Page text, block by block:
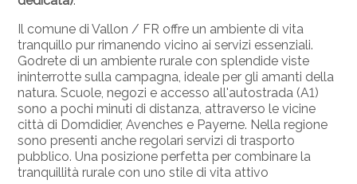
Il comune di Vallon / FR offre un ambiente di vita
tranquillo pur rimanendo vicino ai servizi essenziali.
Godrete di un ambiente rurale con splendide viste
ininterrotte sulla campagna, ideale per gli amanti della
natura. Scuole, negozi e accesso all'autostrada (A1)
sono a pochi minuti di distanza, attraverso le vicine
città di Domdidier, Avenches e Payerne. Nella regione
sono presenti anche regolari servizi di trasporto
pubblico. Una posizione perfetta per combinare la
tranquillità rurale con uno stile di vita attivo